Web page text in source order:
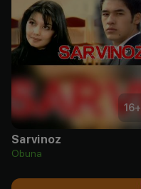
16+
Sarvinoz
Obuna